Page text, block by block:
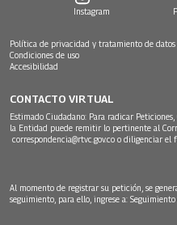
Instagram
Política de privacidad y tratamiento de datos
Condiciones de uso
Accesibilidad
CONTACTO VIRTUAL
Estimado Ciudadano: Para radicar
la Entidad puede remitir lo pertinente al
correspondencia@rtvc.gov.co o diligenciar el
Al momento de registrar su petición, se
seguimiento, para ello, ingrese a: Seguimiento